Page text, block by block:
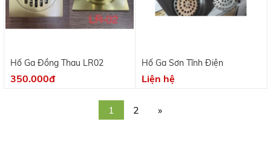
Hố Ga Đồng Thau LR02
350.000đ
Hố Ga Sơn Tĩnh Điện
Liện hệ
1 2 »